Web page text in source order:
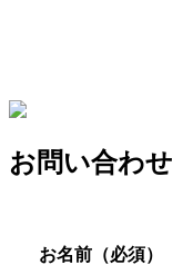
お問い合わせ
お名前（必須）